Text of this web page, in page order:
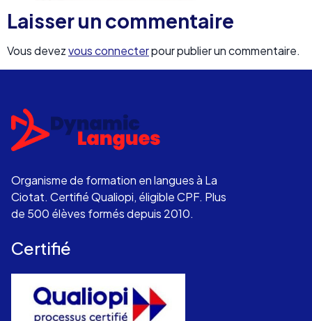
Laisser un commentaire
Vous devezvous connecterpour publier un commentaire.
Organisme de formation en langues à La
Ciotat. Certifié Qualiopi, éligible CPF. Plus
de 500 élèves formés depuis 2010.
Certifié